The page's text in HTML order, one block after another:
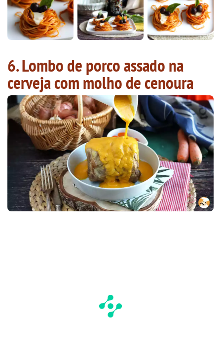
6. Lombo de porco assado na
cerveja com molho de cenoura